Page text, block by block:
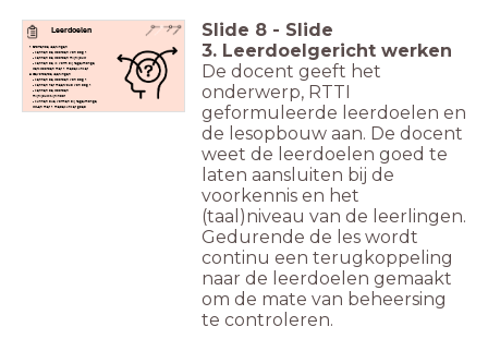
Leerdoelen
Startende leerlingen
- kennen de woorden van dag 1
- kennen de woorden mijn/jouw
- kennen de ik vorm bij regelmatige
werkwoorden met 1 medeklinker
Gevorderde leerlingen
- kennen de woorden van dag 1
- kennen het meervoud van dag 1
- kennen de woorden
mijn/jouw/zijn/haar
- kunnen alle vormen bij regelmatige
ww-en met 1 medeklinker goed
schrijven
Slide 8 - Slide
3. Leerdoelgericht werken
De docent geeft het
onderwerp, RTTI
geformuleerde leerdoelen en
de lesopbouw aan. De docent
weet de leerdoelen goed te
laten aansluiten bij de
voorkennis en het
(taal)niveau van de leerlingen.
Gedurende de les wordt
continu een terugkoppeling
naar de leerdoelen gemaakt
om de mate van beheersing
te controleren.